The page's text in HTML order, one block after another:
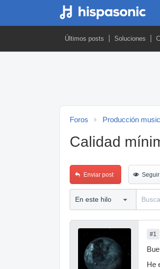
Últimos posts Soluciones
Foros Producción
Calidad
Enviar post
#1
He